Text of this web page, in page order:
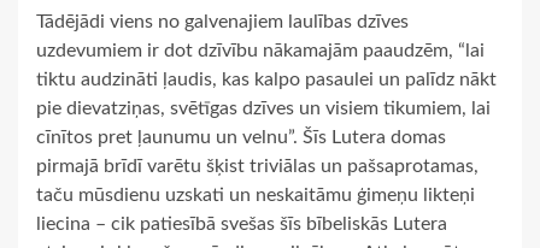
Tādējādi viens no galvenajiem laulības dzīves
uzdevumiem ir dot dzīvību nākamajām paaudzēm, “lai
tiktu audzināti ļaudis, kas kalpo pasaulei un palīdz nākt
pie dievatziņas, svētīgas dzīves un visiem tikumiem, lai
cīnītos pret ļaunumu un velnu”. Šīs Lutera domas
pirmajā brīdī varētu šķist triviālas un pašsaprotamas,
taču mūsdienu uzskati un neskaitāmu ģimeņu likteņi
liecina – cik patiesībā svešas šīs bībeliskās Lutera